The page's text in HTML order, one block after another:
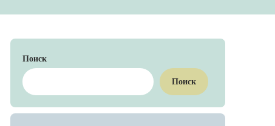
Поиск
Поиск